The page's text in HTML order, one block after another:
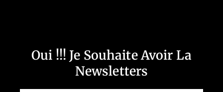
Oui !!! Je Souhaite Avoir La
Newsletters